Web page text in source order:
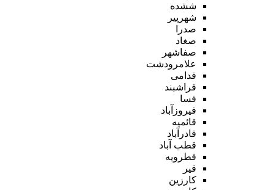
ششده
شهرپیر
صدرا
صغاد
صفاشهر
علامرودشت
فدامی
فراشبند
فسا
فیروزآباد
قائمیه
قادرآباد
قطب آباد
قطرویه
قیر
کارزین